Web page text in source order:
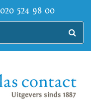
020 524 98 00